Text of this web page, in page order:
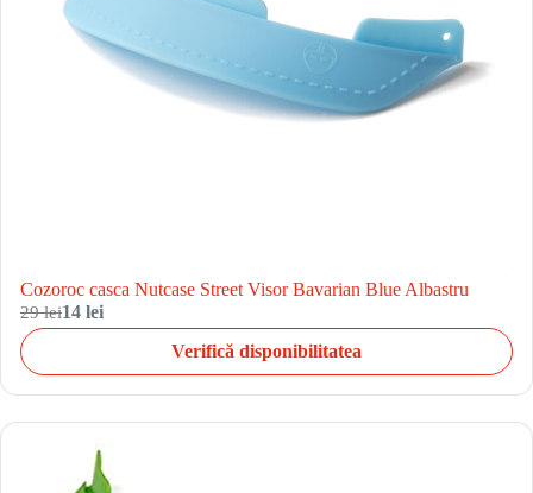
Cozoroc casca Nutcase Street Visor Bavarian Blue Albastru
29 lei14 lei
Verifică disponibilitatea